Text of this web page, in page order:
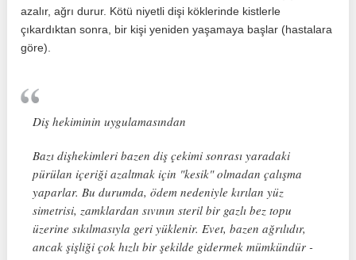
azalır, ağrı durur. Kötü niyetli dişi köklerinde kistlerle
çıkardıktan sonra, bir kişi yeniden yaşamaya başlar (hastalara
göre).
Diş hekiminin uygulamasından
Bazı dişhekimleri bazen diş çekimi sonrası yaradaki
pürülan içeriği azaltmak için "kesik" olmadan çalışma
yaparlar. Bu durumda, ödem nedeniyle kırılan yüz
simetrisi, zamklardan sıvının steril bir gazlı bez topu
üzerine sıkılmasıyla geri yüklenir. Evet, bazen ağrılıdır,
ancak şişliği çok hızlı bir şekilde gidermek mümkündür -